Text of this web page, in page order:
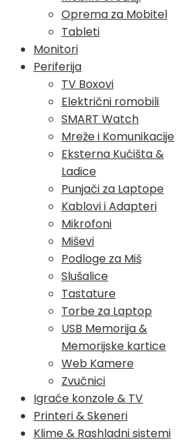
Oprema za Mobitel
Tableti
Monitori
Periferija
TV Boxovi
Električni romobili
SMART Watch
Mreže i Komunikacije
Eksterna Kućišta &
Ladice
Punjači za Laptope
Kablovi i Adapteri
Mikrofoni
Miševi
Podloge za Miš
Slušalice
Tastature
Torbe za Laptop
USB Memorija &
Memorijske kartice
Web Kamere
Zvučnici
Igraće konzole & TV
Printeri & Skeneri
Klime & Rashladni sistemi